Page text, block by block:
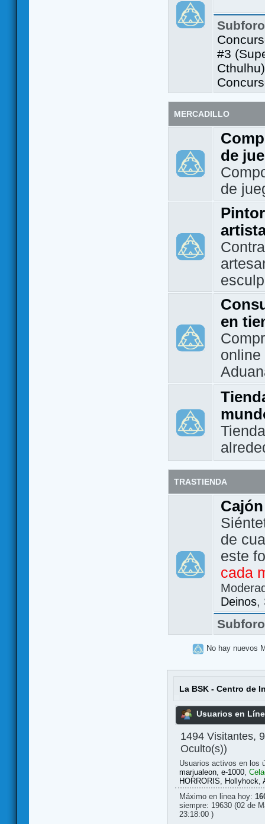
#3
Cthulhu)
MERCADILLO
de
de
en
TRASTIENDA
de
este
cada
Deinos,
No hay nuevos
La BSK - Centro de
Usuarios en
1494 Visitantes,
Oculto(s))
Usuarios activos en los
marjualeon, e-1000,
HORRORIS, Hollyhock,
Máximo en linea hoy:
siempre: 19630 (02 de
23:18:00 )